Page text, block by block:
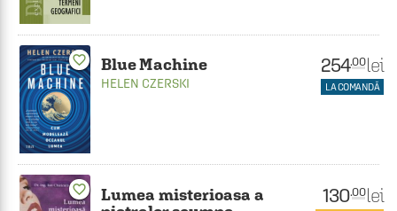
favorite_border Blue Machine
HELEN CZERSKI
254.00 lei
LA COMANDĂ
favorite_border
Lumea misterioasa a
130.00 lei